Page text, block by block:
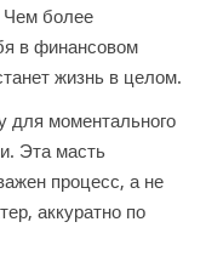
Чем более
в финансовом
жизнь в целом.
для моментального
Эта масть
процесс, а не
аккуратно по